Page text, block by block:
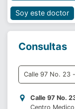
Soy este doctor
Consultas
Calle 97 No.
Centro Medico